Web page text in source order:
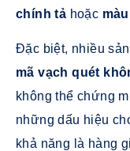
chính tả hoặc
Đặc biệt, nhiều
mã vạch quét
không thể chứng
những dấu hiệu
khả năng là hàng